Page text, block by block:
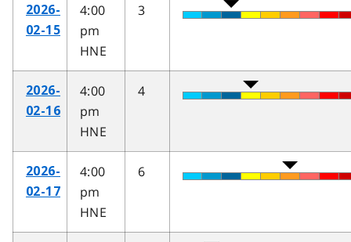
2026-
02-15
4:00
pm
HNE
3
2026-
02-16
4:00
pm
HNE
4
2026-
02-17
4:00
pm
HNE
6